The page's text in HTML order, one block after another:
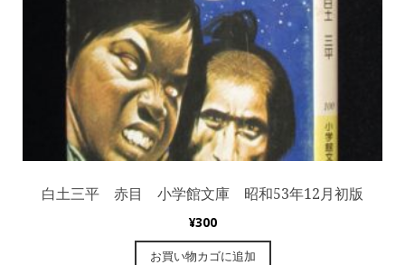
白土三平 赤目 小学館文庫 昭和53年12月初版
¥300
お買い物カゴに追加